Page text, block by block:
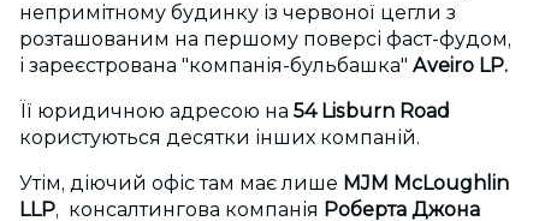
непримітному будинку із червоної цегли з
розташованим на першому поверсі фаст-фудом,
і зареєстрована "компанія-бульбашка" Aveiro LP.
Її юридичною адресою на 54 Lisburn Road
користуються десятки інших компаній.
Утім, діючий офіс там має лише MJM McLoughlin
LLP, консалтингова компанія Роберта Джона